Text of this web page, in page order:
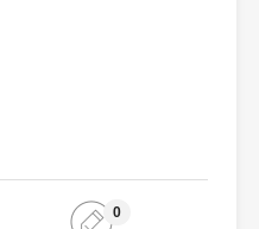
0